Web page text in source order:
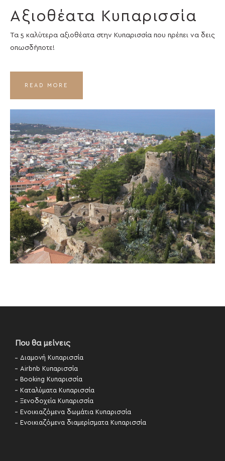
Αξιοθέατα Κυπαρισσία
Τα 5 καλύτερα αξιοθέατα στην Κυπαρισσία που πρέπει να δεις
οπωσδήποτε!
READ MORE
Που θα μείνεις
Διαμονή Κυπαρισσία
Airbnb Κυπαρισσία
Booking Κυπαρισσία
Καταλύματα Κυπαρισσία
Ξενοδοχεία Κυπαρισσία
Ενοικιαζόμενα δωμάτια Κυπαρισσία
Ενοικιαζόμενα διαμερίσματα Κυπαρισσία